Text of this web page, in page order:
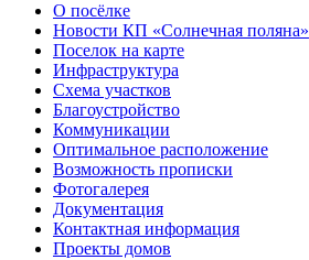
О посёлке
Новости КП «Солнечная поляна»
Поселок на карте
Инфраструктура
Схема участков
Благоустройство
Коммуникации
Оптимальное расположение
Возможность прописки
Фотогалерея
Документация
Контактная информация
Проекты домов